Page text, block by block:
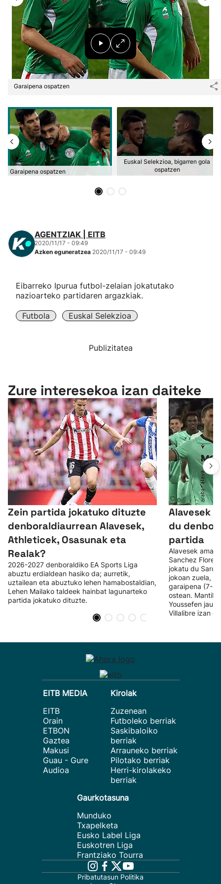
Herri-kirolak
Eskubaloia
Kirolak 360
Mendi-lasterketak
Kirol gehiago
"Helmuga"
Garaipena ospatzen
Garaipena ospatzen
Euskal Selekzioa, bigarren gola
ospatzen
AGENTZIAK | EITB
2020/11/17 - 09:49
Azken eguneratzea 2020/11/17 - 09:49
Eibarreko Ipurua futbol-zelaian jokatutako
nazioarteko partidaren argazkiak.
Futbola Euskal Selekzioa
Publizitatea
Zure interesekoa izan daiteke
Zein partida jokatuko dituzte
denboraldiaurrean Alavesek,
Athleticek, Osasunak eta
Realak?
2026-2027 denboraldiko EA Sports Liga
abuztu erdialdean hasiko da; aurretik,
uztailean eta abuztuko lehen hamabostaldian,
Lehen Mailako taldeek hainbat lagunarteko
partida jokatuko dituzte.
Alavesek
du
partida
Alavesek
Sanchez
jokatu du
jokoan zuela,
garaipena (7-
ostean.
Youssefen
Villalibre izan
EITB MEDIA
EITB
Orain
ETBON
Gaztea
Makusi
Guau - Gure
Audioa
Kirolak
Zuzenean
Futboleko berriak
Saskibaloiko
berriak
Arrauneko berriak
Pilotako berriak
Herri-kirolakeko
berriak
Gaurkotasuna
Munduko
Txapelketa
Eusko Label Liga
Euskotren Liga
Frantziako Tourra
Pribatutasun Politika